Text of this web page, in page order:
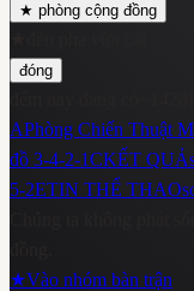
★ phòng cộng đồng
đóng
APhòng Chiến Thuật
đồ 3-4-2-1CKẾT QUẢ
5-2ETIN THỂ THAO
★Vào nhóm bàn trận